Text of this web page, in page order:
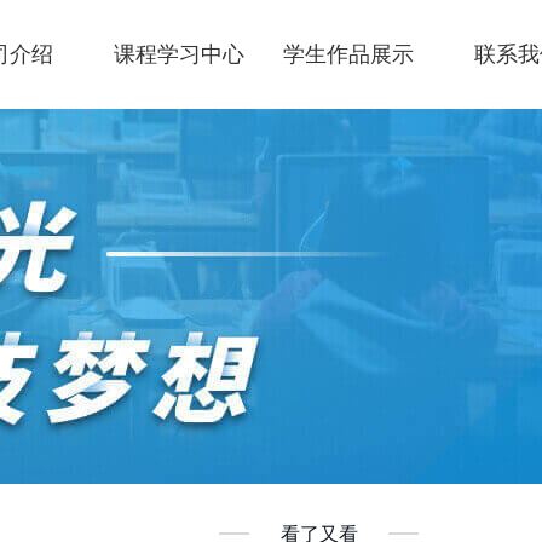
介绍 课程学习中心 学生作品展示 联系
看了又看